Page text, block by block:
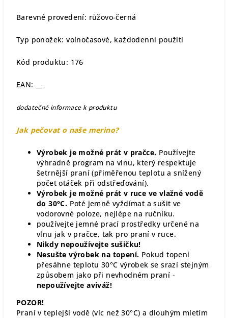
Barevné provedení: růžovo-černá
Typ ponožek: volnočasové, každodenní použití
Kód produktu: 176
EAN: __
dodatečné informace k produktu
Jak pečovat o naše merino?
Výrobek je možné prát v pračce. Používejte
výhradně program na vlnu, který respektuje
šetrnější praní (přiměřenou teplotu a snížený
počet otáček při odstřeďování).
Výrobek je možné prát v ruce ve vlažné vodě
do 30°C. Poté jemně vyždímat a sušit ve
vodorovné poloze, nejlépe na ručníku.
používejte jemné prací prostředky určené na
vlnu jak v pračce, tak pro praní v ruce.
Nikdy nepoužívejte sušičku!
Nesušte výrobek na topení. Pokud topení
přesáhne teplotu 30°C výrobek se srazí stejným
způsobem jako při nevhodném praní -
nepoužívejte aviváž!
POZOR!
Praní v teplejší vodě (víc než 30°C) a dlouhým mletím